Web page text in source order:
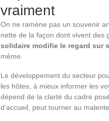
vraiment
On ne ramène pas un souvenir
nette de la façon dont vivent des
solidaire modifie le regard sur
même.
Le développement du secteur
les hôtes, à mieux informer les
dépend de la clarté du cadre
d’accueil, peut tourner au